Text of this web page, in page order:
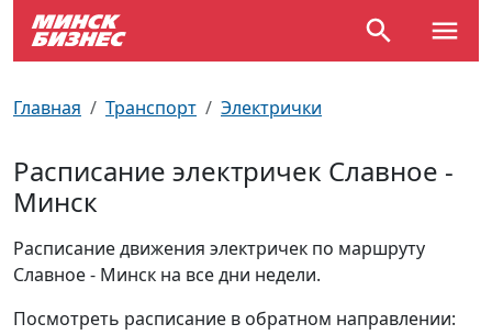
Главная Транспорт Электрички
Расписание электричек Славное -
Минск
Расписание движения электричек по маршруту
Славное - Минск на все дни недели.
Посмотреть расписание в обратном направлении:
Возле метро
Почтовые индексы
Улицы Минска
Производственный календарь
Схема метро
Пробки на дорогах
Самолеты